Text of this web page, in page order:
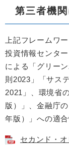
第三者機
上記フレームワ
投資情報センタ
による「グリー
則2023」「サス
2021」、環境省
版）」、金融庁
年版）」への適
セカンド・